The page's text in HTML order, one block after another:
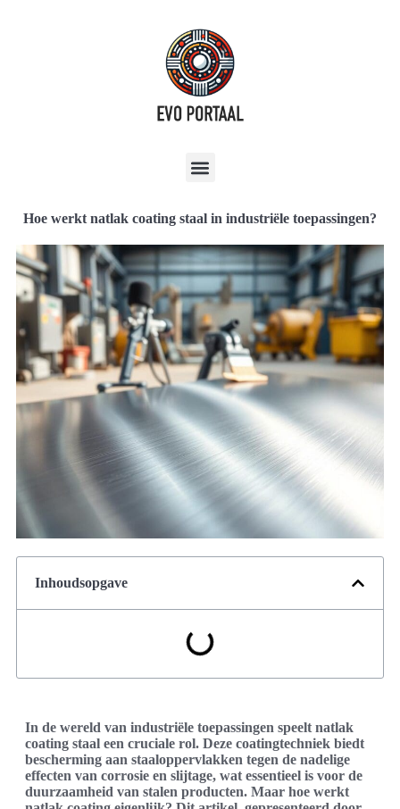
Hoe werkt natlak coating staal in industriële toepassingen?
Inhoudsopgave
In de wereld van industriële toepassingen speelt natlak
coating staal een cruciale rol. Deze coatingtechniek biedt
bescherming aan staaloppervlakken tegen de nadelige
effecten van corrosie en slijtage, wat essentieel is voor de
duurzaamheid van stalen producten. Maar hoe werkt